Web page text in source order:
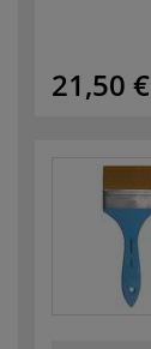
21,50 €